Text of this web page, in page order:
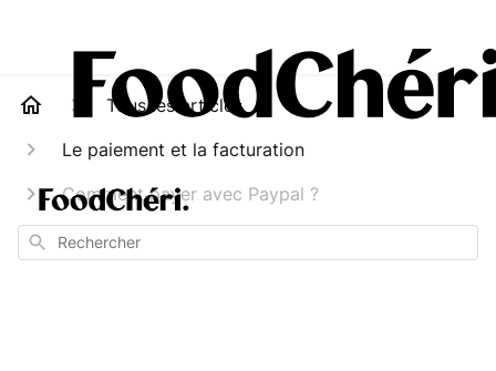
Tous les articles
Le paiement et la facturation
Comment payer avec Paypal ?
Rechercher